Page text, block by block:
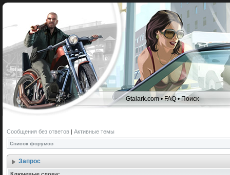
Gtalark.com •FAQ•Поиск
Сообщения без ответов | Активные темы
Список форумов
Запрос